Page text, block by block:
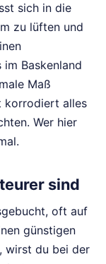
sich in die
zu lüften und
im Baskenland
Maß
korrodiert alles
Wer hier
sind
oft auf
günstigen
wirst du bei der